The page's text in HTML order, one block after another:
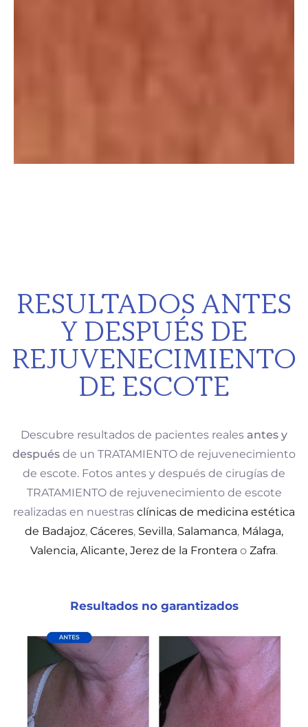
RESULTADOS ANTES
Y DESPUÉS DE
REJUVENECIMIENTO
DE ESCOTE
Descubre resultados de pacientes reales antes y
después de un TRATAMIENTO de rejuvenecimiento
de escote. Fotos antes y después de cirugías de
TRATAMIENTO de rejuvenecimiento de escote
realizadas en nuestras clínicas de medicina estética
de Badajoz, Cáceres, Sevilla, Salamanca, Málaga,
Valencia, Alicante, Jerez de la Frontera o Zafra.
Resultados no garantizados